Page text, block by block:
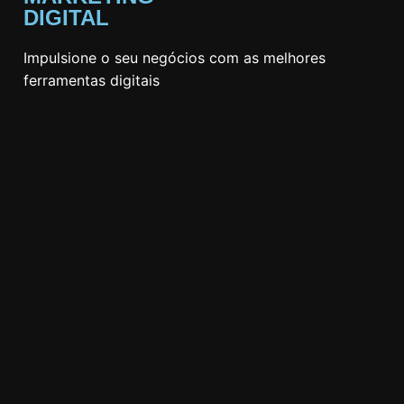
DIGITAL
Impulsione o seu negócios com as melhores
ferramentas digitais